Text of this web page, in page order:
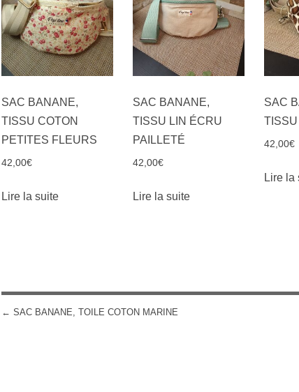
SAC BANANE,
TISSU COTON
PETITES FLEURS
42,00€
Lire la suite
SAC BANANE,
TISSU LIN ÉCRU
PAILLETÉ
42,00€
Lire la suite
SAC
42,00€
Lire la
POST NAVIGATION
← SAC BANANE, TOILE COTON MARINE